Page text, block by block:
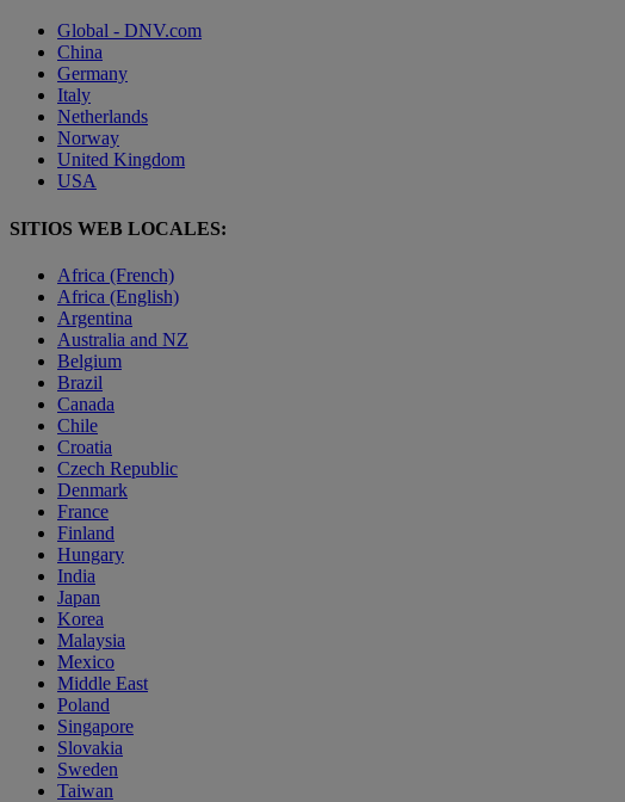
Global - DNV.com
China
Germany
Italy
Netherlands
Norway
United Kingdom
USA
SITIOS WEB LOCALES:
Africa (French)
Africa (English)
Argentina
Australia and NZ
Belgium
Brazil
Canada
Chile
Croatia
Czech Republic
Denmark
France
Finland
Hungary
India
Japan
Korea
Malaysia
Mexico
Middle East
Poland
Singapore
Slovakia
Sweden
Taiwan